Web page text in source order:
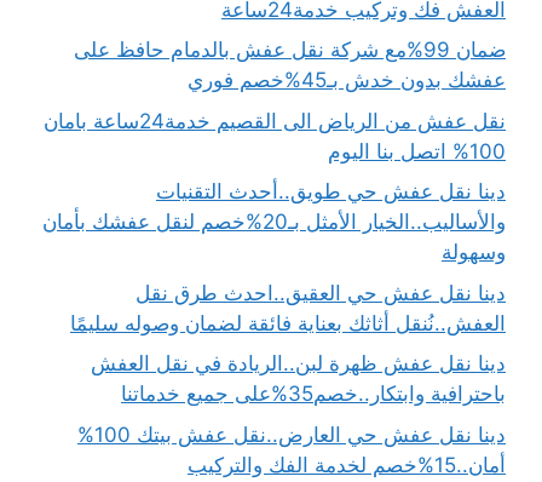
العفش فك وتركيب خدمة24ساعة
ضمان 99%مع شركة نقل عفش بالدمام حافظ على
عفشك بدون خدش بـ45%خصم فوري
نقل عفش من الرياض الى القصيم خدمة24ساعة بامان
100% اتصل بنا اليوم
دينا نقل عفش حي طويق..أحدث التقنيات
والأساليب..الخيار الأمثل بـ20%خصم لنقل عفشك بأمان
وسهولة
دينا نقل عفش حي العقيق..احدث طرق نقل
العفش..نُنقل أثاثك بعناية فائقة لضمان وصوله سليمًا
دينا نقل عفش ظهرة لبن..الريادة في نقل العفش
باحترافية وابتكار..خصم35%على جميع خدماتنا
دينا نقل عفش حي العارض..نقل عفش بيتك 100%
أمان..15%خصم لخدمة الفك والتركيب